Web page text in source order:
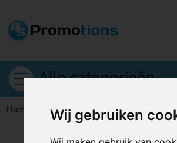
Wij gebruiken
Alle categorieën
Home Puntenslijpers